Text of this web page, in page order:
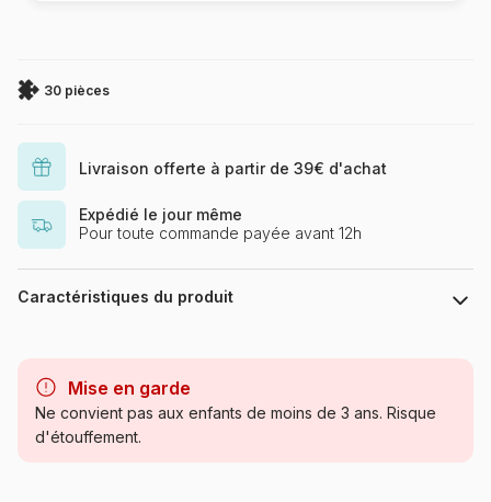
30 pièces
Livraison offerte à partir de 39€ d'achat
Expédié le jour même
Pour toute commande payée avant 12h
Caractéristiques du produit
Catégorie
Puzzles - Bandes Dessinées
Mise en garde
Ne convient pas aux enfants de moins de 3 ans. Risque
d'étouffement.